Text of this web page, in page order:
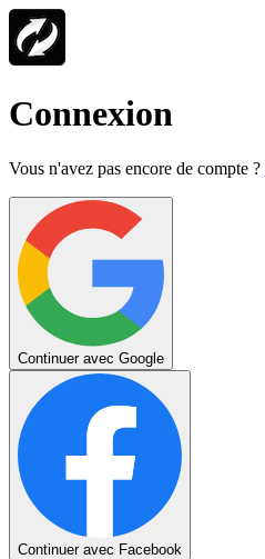
Connexion
Vous n'avez pas encore de compte ?
Continuer avec Google
Continuer avec Facebook